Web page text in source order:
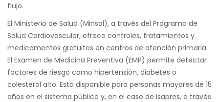
flujo.
El Ministerio de Salud (Minsal), a través del Programa de
Salud Cardiovascular, ofrece controles, tratamientos y
medicamentos gratuitos en centros de atención primaria.
El Examen de Medicina Preventiva (EMP) permite detectar
factores de riesgo como hipertensión, diabetes o
colesterol alto. Está disponible para personas mayores de 15
años en el sistema público y, en el caso de isapres, a través